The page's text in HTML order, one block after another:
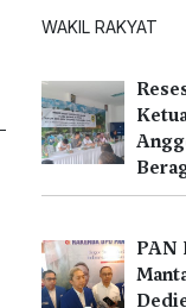
WAKIL RAKYAT
PAN